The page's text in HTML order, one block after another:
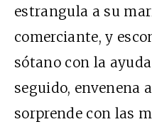
estrangula a su
comerciante, y
sótano con la
seguido, envenena
sorprende con las